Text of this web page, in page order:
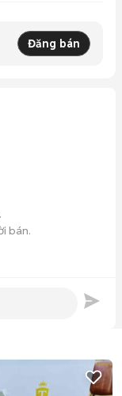
Đăng bán
bán.